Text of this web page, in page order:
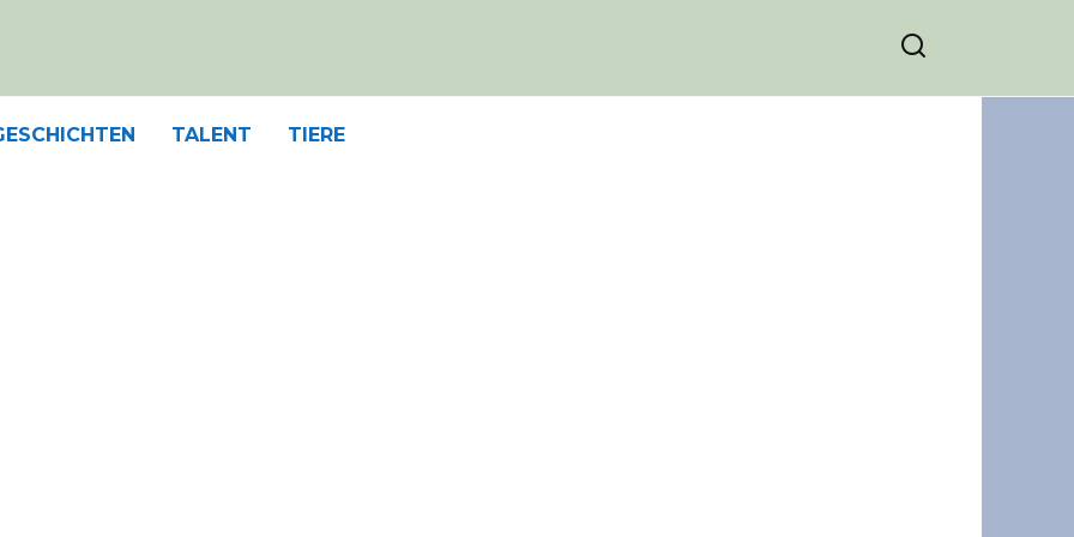
TALENT TIERE